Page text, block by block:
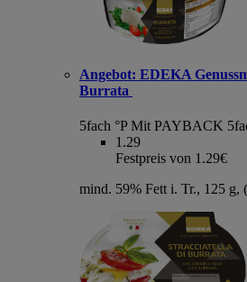
Angebot: EDEKA
Burrata
5fach °P Mit PAYBACK
1.29
Festpreis von 1.29€
mind. 59% Fett i. Tr., 125 g,